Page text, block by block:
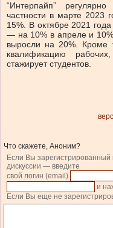
“Интерпайп”
частности в марте 2023
15%. В октябре 2021
— на 10% в апреле и
выросли на 20%. Кроме
квалификацию
стажирует студентов.
Что скажете, Аноним?
Если Вы зарегистрированный
дискуссии — введите
свой логин (email)
и
Если Вы еще не